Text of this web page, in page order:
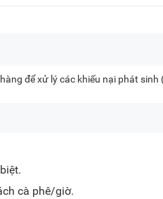
để xử lý các khiếu nại phát sinh
cà phê/giờ.